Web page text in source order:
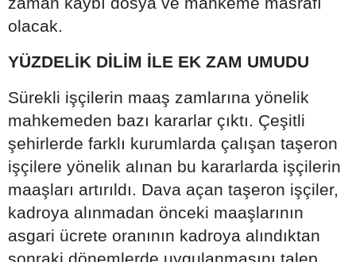
olacak.
YÜZDELİK DİLİM İLE EK ZAM UMUDU
Sürekli işçilerin maaş zamlarına yönelik
mahkemeden bazı kararlar çıktı. Çeşitli
şehirlerde farklı kurumlarda çalışan taşeron
işçilere yönelik alınan bu kararlarda işçilerin
maaşları artırıldı. Dava açan taşeron işçiler,
kadroya alınmadan önceki maaşlarının
asgari ücrete oranının kadroya alındıktan